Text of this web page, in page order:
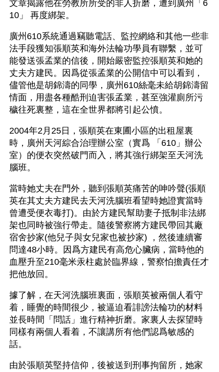
文章揭露他在勞教所所受的非人折磨，遭到廣州「6
10」 再度綁架。
廣州610系統通過竊聽電話、監控網絡和其他一些非
法手段獲知張順英和海外法輪功學員有聯繫，並可
能發送張孟業的信後，開始嚴密監控張順英和她的
丈夫方建民。因爲從張孟業的公開信中可以看到，
儘管他是胡錦濤的同學，廣州610絲毫未給胡錦濤留
情面，用盡各種酷刑迫害張孟業，甚至強灌廁所污
穢往死裏整，這在全世界都將引起公憤。
2004年2月25日，張順英在東圃小區的出租屋裏
時，廣州天河綜合治理辦公室（實爲 「610」辦公
室）的便衣突然破門而入，將其強行綁架至天河洗
腦班。
當時她丈夫在門外，聽到張順英痛苦的呻吟聲(張順
英在其丈夫方建民去天河洗腦班看望時她證實當時
曾遭受便衣毒打)。由於方建民幫助妻子抵制非法綁
架也同時被強行帶走。隨後警察將方建民帶回其廠
宿舍抄家(他兒子與女兒家也被抄家) ，然後連續審
問達48小時。因爲方建民有高危心臟病，當時他的
血壓升至210毫米汞柱處於臨界線，警察怕擔責任才
把他放回。
據了解，在天河洗腦班裏面，張順英被兩個人看守
着，睡覺的時間很少，被逼迫看誹謗法輪功的材料
並長時間「問話」進行精神折磨。家裏人去探望時
同樣有兩個人看着，不讓講所有他們認爲敏感的
話。
由於張順英堅持信仰，後被送到刑事拘留所，她家